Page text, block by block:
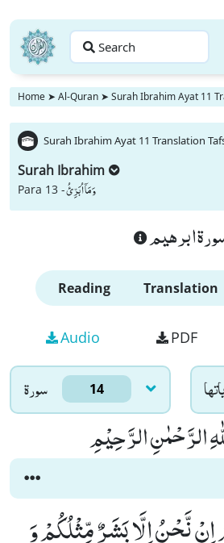
Search
Home ➤ Al-Quran ➤ Surah Ibrahim Ayat 11
Surah Ibrahim Ayat 11 Translation
Surah Ibrahim
Para 13 -وَ مَاۤ اُبَرِّئُ
ابرهيم
Reading Translation
Audio PDF
سورۃ 14
الرَّحْمٰنِ الرَّحِیْمِ
نَّحْنُ اِلَّا بَشَرٌ مِّثْلُكُمْ وَ